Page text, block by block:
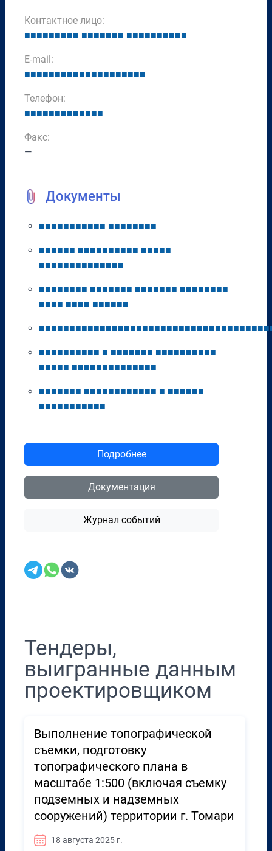
Контактное лицо:
■■■■■■■■■ ■■■■■■■ ■■■■■■■■■■
E-mail:
■■■■■■■■■■■■■■■■■■■■
Телефон:
■■■■■■■■■■■■■
Факс:
—
Документы
■■■■■■■■■■■ ■■■■■■■■
■■■■■■ ■■■■■■■■■■ ■■■■■
■■■■■■■■■■■■■■
■■■■■■■■ ■■■■■■■ ■■■■■■■ ■■■■■■■■
■■■■ ■■■■ ■■■■■■
■■■■■■■■■■■■■■■■■■■■■■■■■■■■■■■■■■■■■■
■■■■■■■■■■ ■ ■■■■■■■ ■■■■■■■■■■
■■■■■ ■■■■■■■■■■■■■■
■■■■■■■ ■■■■■■■■■■■■ ■ ■■■■■■
■■■■■■■■■■■
Подробнее
Документация
Журнал событий
Тендеры,
выигранные данным
проектировщиком
Выполнение топографической
съемки, подготовку
топографического плана в
масштабе 1:500 (включая съемку
подземных и надземных
сооружений) территории г. Томари
18 августа 2025 г.